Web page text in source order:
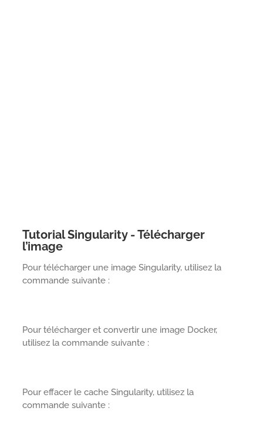
Tutorial Singularity - Télécharger
l’image
Pour télécharger une image Singularity, utilisez la
commande suivante :
Pour télécharger et convertir une image Docker,
utilisez la commande suivante :
Pour effacer le cache Singularity, utilisez la
commande suivante :